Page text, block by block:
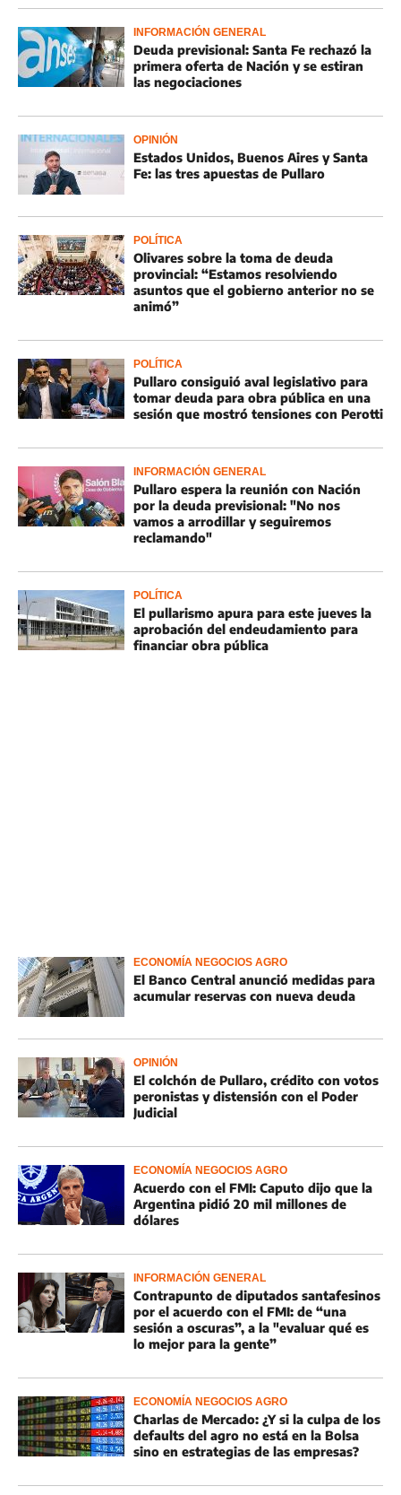
INFORMACIÓN GENERAL
Deuda previsional: Santa Fe rechazó la
primera oferta de Nación y se estiran
las negociaciones
OPINIÓN
Estados Unidos, Buenos Aires y Santa
Fe: las tres apuestas de Pullaro
POLÍTICA
Olivares sobre la toma de deuda
provincial: “Estamos resolviendo
asuntos que el gobierno anterior no se
animó”
POLÍTICA
Pullaro consiguió aval legislativo para
tomar deuda para obra pública en una
sesión que mostró tensiones con Perotti
INFORMACIÓN GENERAL
Pullaro espera la reunión con Nación
por la deuda previsional: "No nos
vamos a arrodillar y seguiremos
reclamando"
POLÍTICA
El pullarismo apura para este jueves la
aprobación del endeudamiento para
financiar obra pública
ECONOMÍA NEGOCIOS AGRO
El Banco Central anunció medidas para
acumular reservas con nueva deuda
OPINIÓN
El colchón de Pullaro, crédito con votos
peronistas y distensión con el Poder
Judicial
ECONOMÍA NEGOCIOS AGRO
Acuerdo con el FMI: Caputo dijo que la
Argentina pidió 20 mil millones de
dólares
INFORMACIÓN GENERAL
Contrapunto de diputados santafesinos
por el acuerdo con el FMI: de “una
sesión a oscuras”, a la "evaluar qué es
lo mejor para la gente”
ECONOMÍA NEGOCIOS AGRO
Charlas de Mercado: ¿Y si la culpa de los
defaults del agro no está en la Bolsa
sino en estrategias de las empresas?